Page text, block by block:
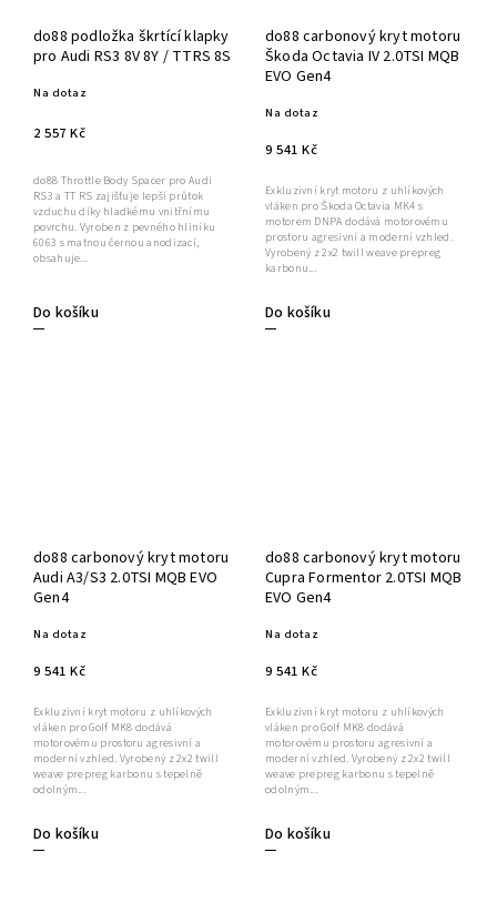
do88 podložka škrtící klapky
pro Audi RS3 8V 8Y / TTRS 8S
Na dotaz
2 557 Kč
Do košíku
do88 Throttle Body Spacer pro Audi
RS3 a TT RS zajišťuje lepší průtok
vzduchu díky hladkému vnitřnímu
povrchu. Vyroben z pevného hliníku
6063 s matnou černou anodizací,
obsahuje...
do88 carbonový kryt motoru
Škoda Octavia IV 2.0TSI MQB
EVO Gen4
Na dotaz
9 541 Kč
Do košíku
Exkluzivní kryt motoru z uhlíkových
vláken pro Škoda Octavia MK4 s
motorem DNPA dodává motorovému
prostoru agresivní a moderní vzhled.
Vyrobený z 2x2 twill weave prepreg
karbonu...
do88 carbonový kryt motoru
Audi A3/S3 2.0TSI MQB EVO
Gen4
Na dotaz
9 541 Kč
Do košíku
Exkluzivní kryt motoru z uhlíkových
vláken pro Golf MK8 dodává
motorovému prostoru agresivní a
moderní vzhled. Vyrobený z 2x2 twill
weave prepreg karbonu s tepelně
odolným...
do88 carbonový kryt motoru
Cupra Formentor 2.0TSI MQB
EVO Gen4
Na dotaz
9 541 Kč
Do košíku
Exkluzivní kryt motoru z uhlíkových
vláken pro Golf MK8 dodává
motorovému prostoru agresivní a
moderní vzhled. Vyrobený z 2x2 twill
weave prepreg karbonu s tepelně
odolným...